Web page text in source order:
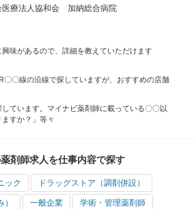
医療法人協和会 加納総合病院
興味があるので、詳細を教えていただけます
〇〇線の沿線で探していますが、おすすめの店舗
しています。マイナビ薬剤師に載っている〇〇以
すか？」等々
剤師求人を仕事内容で探す
ック ドラッグストア（調剤併設）
一般企業 学術・管理薬剤師